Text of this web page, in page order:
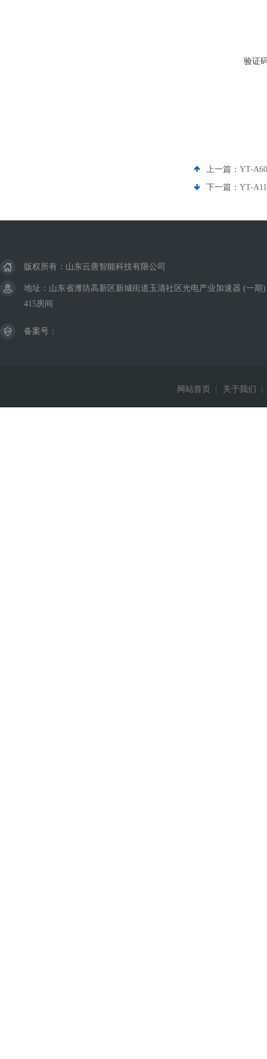
验证
上一篇： YT-
下一篇： YT-
版权所有：山东云唐智能科技有限公司
地址：山东省潍坊高新区新城街道玉清社区光电产业加速器 (一期
415房间
备案号：
网站首页 关于我们